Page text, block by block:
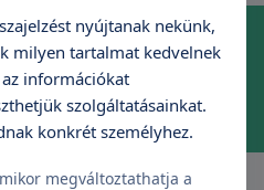
néhány kattintással!
nyújtanak nekünk,
milyen tartalmat kedvelnek
információkat
szolgáltatásainkat.
konkrét személyhez.
megváltoztathatja a